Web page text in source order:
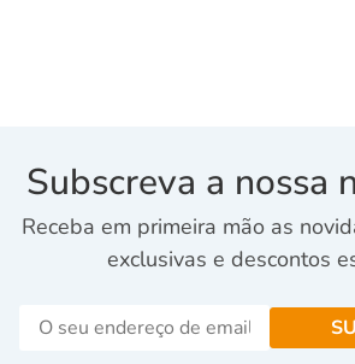
Subscreva a nossa
Receba em primeira mão as
exclusivas e descontos